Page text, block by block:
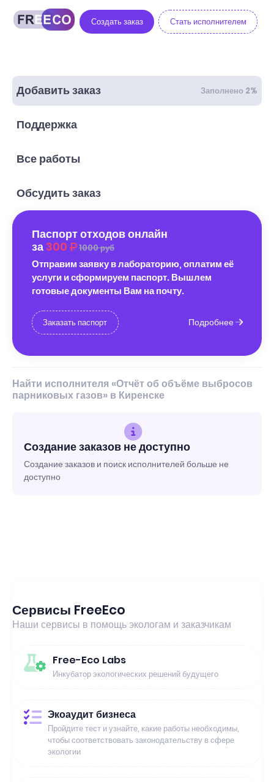
Создать заказ Стать исполнителем
Добавить заказ Заполнено 2%
Поддержка
Все работы
Обсудить заказ
Паспорт отходов онлайн
за 300 1000 руб
Отправим заявку в лабораторию, оплатим её
услуги и сформируем паспорт. Вышлем
готовые документы Вам на почту.
Заказать паспорт Подробнее
Найти исполнителя «Отчёт об объёме выбросов
парниковых газов» в Киренске
Создание заказов не доступно
Создание заказов и поиск исполнителей больше не
доступно
Сервисы FreeEco
Наши сервисы в помощь экологам и заказчикам
Free-Eco Labs
Инкубатор экологических решений будущего
Экоаудит бизнеса
Пройдите тест и узнайте, какие работы необходимы,
чтобы соответствовать законодательству в сфере
экологии